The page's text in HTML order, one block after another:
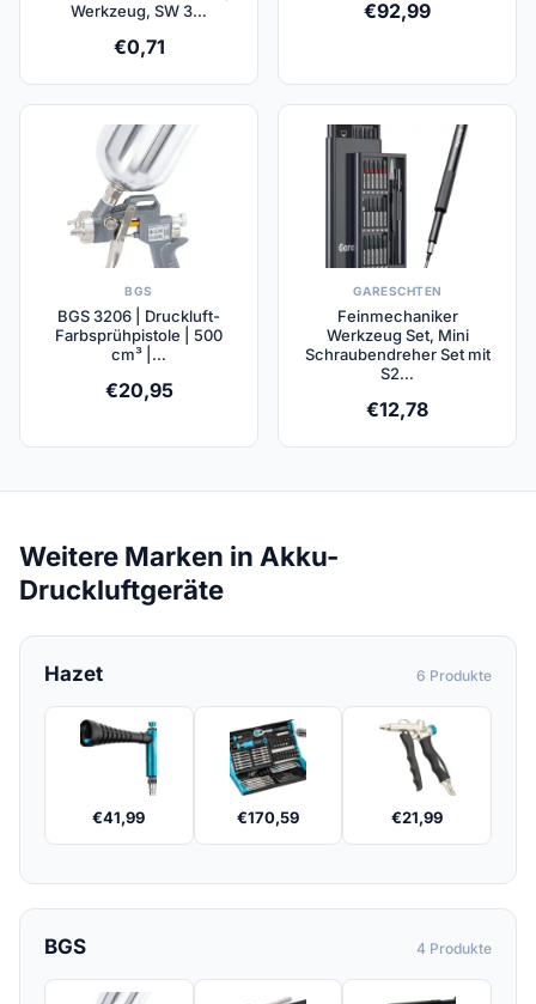
Werkzeug, SW 3…
€0,71
€92,99
BGS
BGS 3206 | Druckluft-
Farbsprühpistole | 500
cm³ |…
€20,95
GARESCHTEN
Feinmechaniker
Werkzeug Set, Mini
Schraubendreher Set mit
S2…
€12,78
Weitere Marken in Akku-
Druckluftgeräte
Hazet 6 Produkte
€41,99 €170,59 €21,99
BGS 4 Produkte